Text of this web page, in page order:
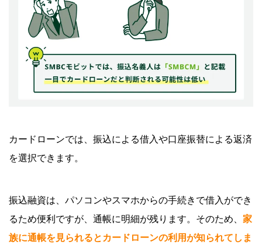
カードローンでは、振込による借入や口座振替による返済
を選択できます。
振込融資は、パソコンやスマホからの手続きで借入ができ
るため便利ですが、通帳に明細が残ります。そのため、 家
族に通帳を見られるとカードローンの利用が知られてしま